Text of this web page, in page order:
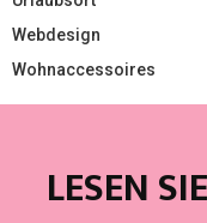
Webdesign
Wohnaccessoires
LESEN